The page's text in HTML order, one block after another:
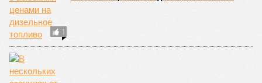
развитие местной железнодорожной инфраструктуры.
Из слов Белозёрова и приведённых фактов легко сделать
вывод о том, что ОАО «РЖД» занималось в Армении не
деловой активностью, а сугубой благотворительностью, не
инвестировало, а раздавало пожертвования, не
зарабатывало само, а давало зарабатывать другим и,